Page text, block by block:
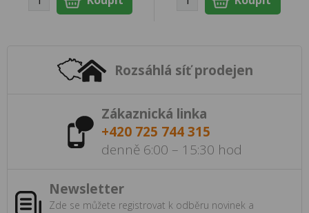
Rozsáhlá síť prodejen
Zákaznická linka
+420 725 744 315
denně 6:00 – 15:30 hod
Newsletter
Zde se můžete registrovat k odběru novinek a